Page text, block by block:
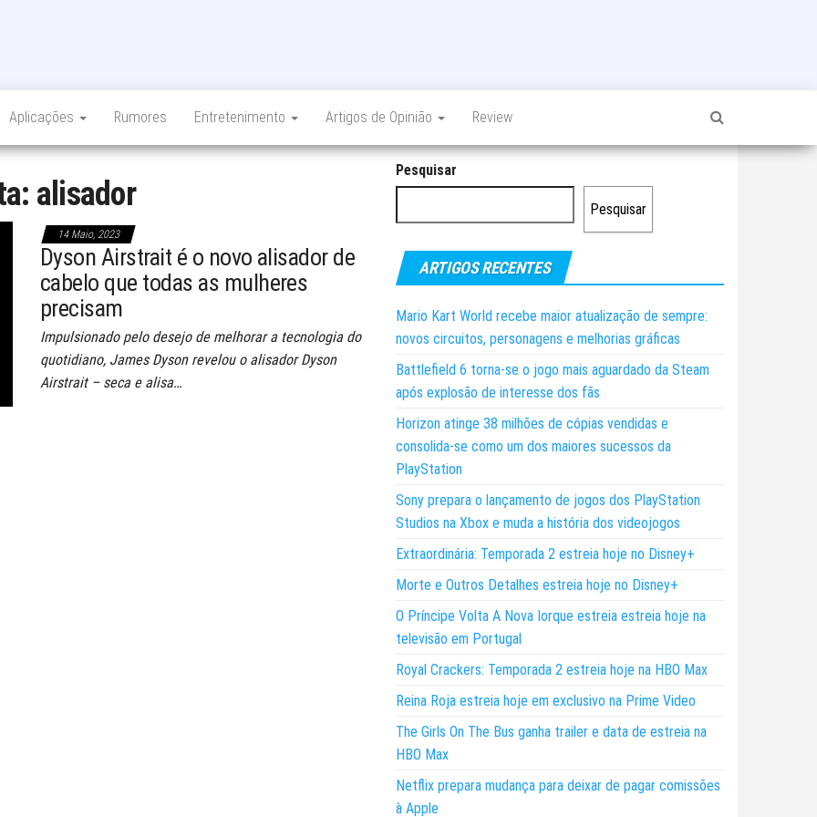
Aplicações Rumores Entretenimento Artigos de Opinião Review
alisador
14 Maio, 2023
Dyson Airstrait é o novo alisador de
cabelo que todas as mulheres
precisam
Impulsionado pelo desejo de melhorar a tecnologia do
quotidiano, James Dyson revelou o alisador Dyson
Airstrait – seca e alisa…
Pesquisar
Pesquisar
ARTIGOS RECENTES
Mario Kart World recebe maior atualização de sempre:
novos circuitos, personagens e melhorias gráficas
Battlefield 6 torna-se o jogo mais aguardado da Steam
após explosão de interesse dos fãs
Horizon atinge 38 milhões de cópias vendidas e
consolida-se como um dos maiores sucessos da
PlayStation
Sony prepara o lançamento de jogos dos PlayStation
Studios na Xbox e muda a história dos videojogos
Extraordinária: Temporada 2 estreia hoje no Disney+
Morte e Outros Detalhes estreia hoje no Disney+
O Príncipe Volta A Nova Iorque estreia estreia hoje na
televisão em Portugal
Royal Crackers: Temporada 2 estreia hoje na HBO Max
Reina Roja estreia hoje em exclusivo na Prime Video
The Girls On The Bus ganha trailer e data de estreia na
HBO Max
Netflix prepara mudança para deixar de pagar comissões
à Apple